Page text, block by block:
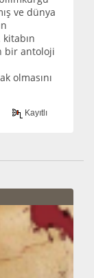
ve dünya
bir antoloji
olmasını
Kayıtlı